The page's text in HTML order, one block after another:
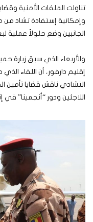
تناولت الملفات الأمنية
وإمكانية إستفادة تشاد من
الجانبين وضع حلولاً عملية
والأربعاء الذي سبق زيارة
إقليم دارفور، أن اللقاء
التشادي ناقش قضايا تأمين
اللاجئين ودور “أنجمينا” في